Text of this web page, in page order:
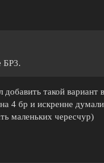
БР3.
добавить такой
4 бр и искренне
маленьких чересчур)